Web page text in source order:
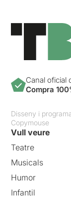
Canal oficial
Compra
Disseny i
Copymouse
Vull veure
Teatre
Musicals
Humor
Infantil